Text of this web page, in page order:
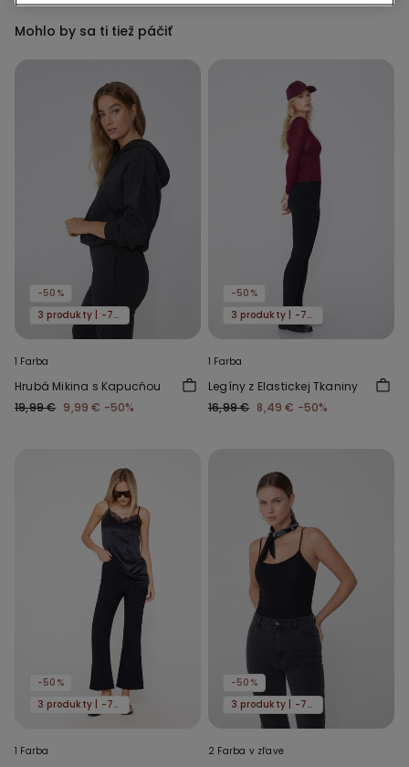
Mohlo by sa ti tiež páčiť
-50%
3 produkty | -70%
1 Farba
Hrubá Mikina s Kapucňou
19,99 € 9,99 € -50%
-50%
3 produkty | -70%
1 Farba
Legíny z Elastickej Tkaniny
16,99 € 8,49 € -50%
-50%
3 produkty | -70%
1 Farba
-50%
3 produkty | -70%
2 Farba v zľave